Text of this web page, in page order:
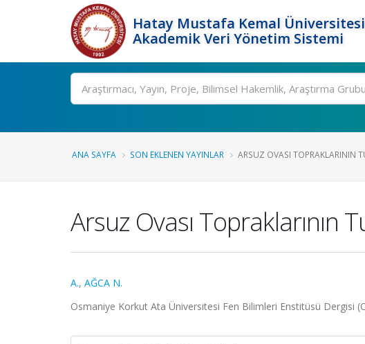
Hatay Mustafa Kemal Üniversitesi
Akademik Veri Yönetim Sistemi
Ara
ANA SAYFA SON EKLENEN YAYINLAR ARSUZ OVASI TOPRAKLARININ
Arsuz Ovası Topraklarının
A., AĞCA N.
Osmaniye Korkut Ata Üniversitesi Fen Bilimleri Enstitüsü Dergisi